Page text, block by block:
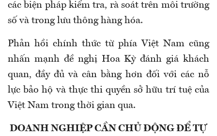
các biện pháp kiểm tra, rà soát trên môi trường
số và trong lưu thông hàng hóa.
Phản hồi chính thức từ phía Việt Nam cũng
nhấn mạnh đề nghị Hoa Kỳ đánh giá khách
quan, đầy đủ và cân bằng hơn đối với các nỗ
lực bảo hộ và thực thi quyền sở hữu trí tuệ của
Việt Nam trong thời gian qua.
DOANH NGHIỆP CẦN CHỦ ĐỘNG ĐỂ TỰ